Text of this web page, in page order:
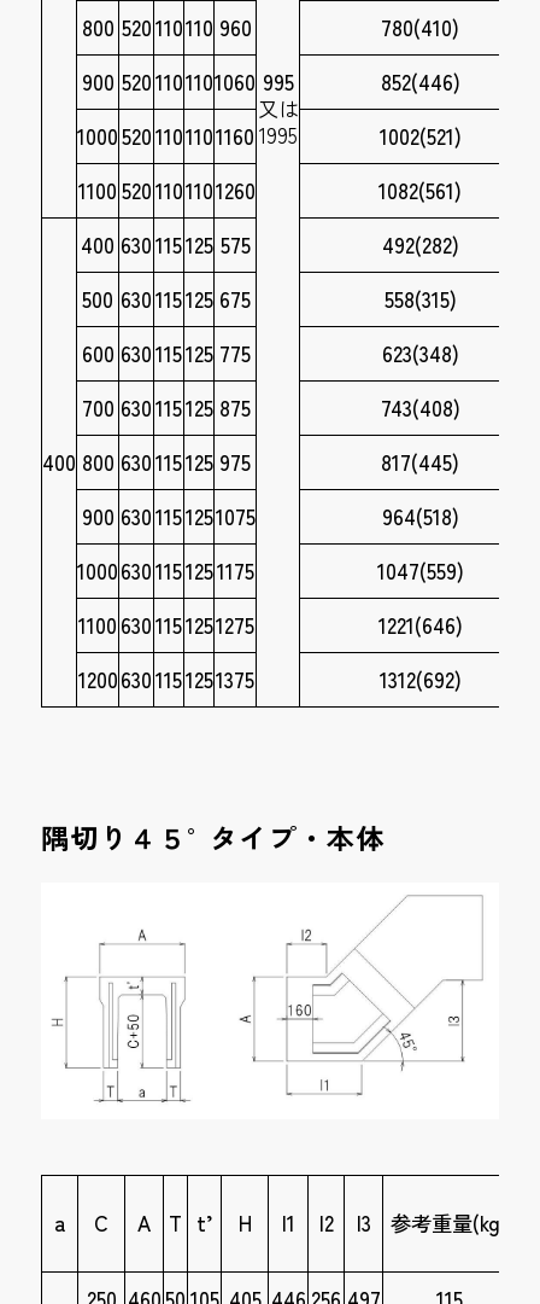
995
又は
1995
800 520110110 960
780(410)
900 5201101101060
852(446)
10005201101101160
1002(521)
1100 5201101101260 1082(561)
400
400 630115125 575
492(282)
500 630115125 675
558(315)
600 630115125 775
623(348)
700 630115125 875
743(408)
800 630115125 975
817(445)
900 6301151251075
964(518)
10006301151251175
1047(559)
1100 6301151251275
1221(646)
12006301151251375 1312(692)
隅切り４５°タイプ・本体
a C A T t’ H l1 l2 l3 参考重量(kg)